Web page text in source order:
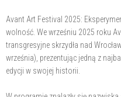
Avant Art Festival 2025:
wolność. We wrześniu 2025 roku
transgresyjne skrzydła nad
września), prezentując jedną z
edycji w swojej historii.